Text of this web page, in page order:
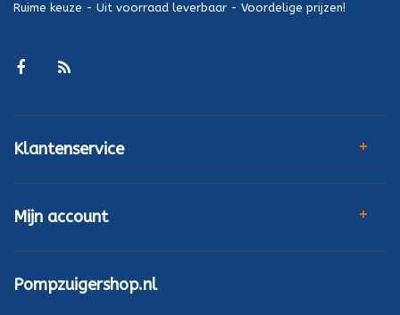
Ruime keuze - Uit voorraad leverbaar - Voordelige prijzen!
Klantenservice
Mijn account
Pompzuigershop.nl